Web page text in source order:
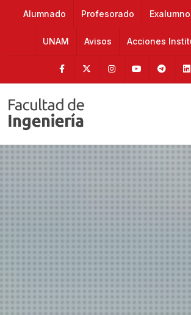
Alumnado Profesorado
UNAM Avisos Acciones
FacebookTwitter InstagramYoutube